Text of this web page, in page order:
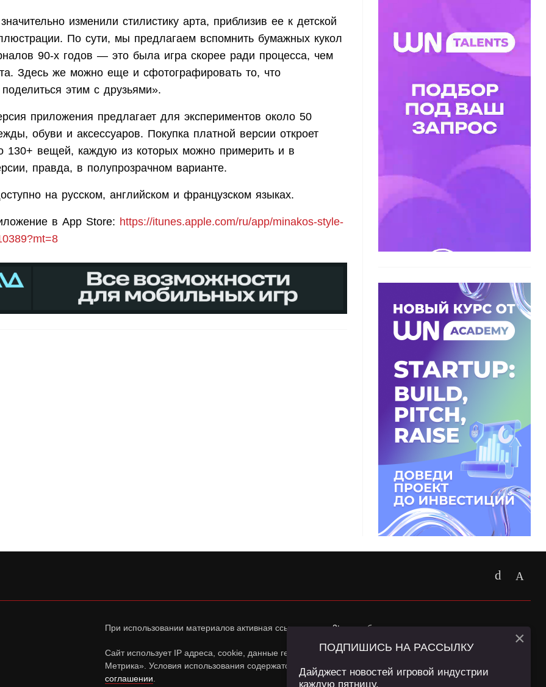
изменили стилистику арта, приблизив ее к детской
По сути, мы предлагаем вспомнить бумажных кукол
90-х годов — это была игра скорее ради процесса, чем
Здесь же можно еще и сфотографировать то, что
этим с друзьями».
приложения предлагает для экспериментов около 50
обуви и аксессуаров. Покупка платной версии откроет
130+ вещей, каждую из которых можно примерить и в
правда, в полупрозрачном варианте.
на русском, английском и французском языках.
в App Store: https://itunes.apple.com/ru/app/minakos-style-
При использовании материалов активная ссылка наapp2top.ruобязательна.
Сайт использует IP адреса, cookie, данные геолокации Пользователей сайта и сервис «Яндекс
Метрика». Условия использования содержатся в
Политике конфиденциальностии
соглашении
ПОДПИШИСЬ НА РАССЫЛКУ
Дайджест новостей игровой индустрии
каждую пятницу.
×